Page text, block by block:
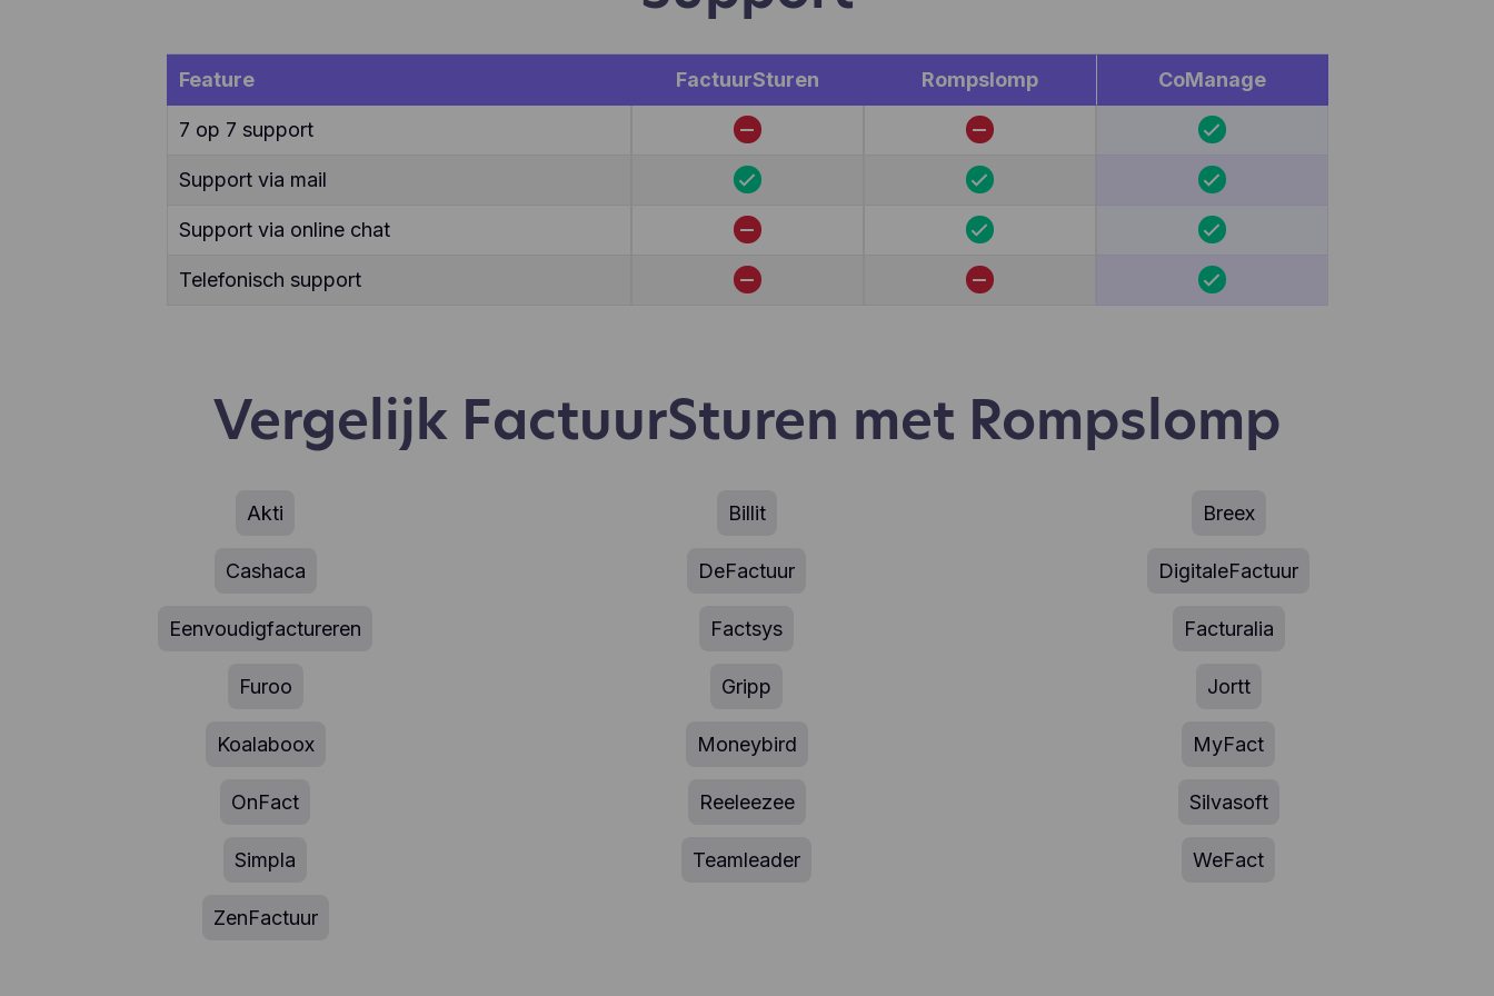
Feature FactuurSturen Rompslomp CoManage
7 op 7 support
Support via mail
Support via online chat
Telefonisch support
Vergelijk FactuurSturen met Rompslomp
Akti Billit Breex
Cashaca DeFactuur DigitaleFactuur
Eenvoudigfactureren Factsys Facturalia
Furoo Gripp Jortt
Koalaboox Moneybird MyFact
OnFact Reeleezee Silvasoft
Simpla Teamleader WeFact
ZenFactuur
verkiezen aan te klikken, wat gebruikers wel en niet leuk vinden,
te verzamelen over het gedrag van onze gebruikers en hun
apparaten. Hotjar slaat deze informatie op in een gepseudonimiseerd
gebruikersprofiel. Noch Hotjar, noch wij zullen deze informatie ooit
gebruiken om individuele gebruikers te identificeren of te koppelen
aan verdere gegevens over een individuele gebruiker.